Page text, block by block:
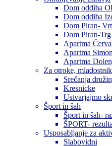
Dom oddiha
Dom oddiha
Dom Piran-
Dom Piran-
Apartma
Apartma
Apartma
Za otroke,
Srečanja
Kresnicke
Ustvarjajmo
Šport in šah
Šport in šah-
ŠPORT-
Usposabljanje za
Slabovidni